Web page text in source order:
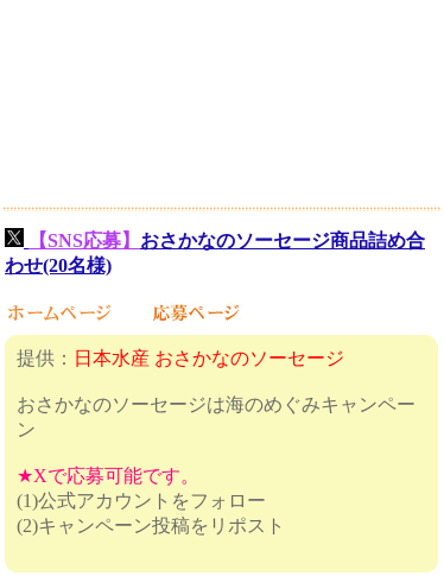
【SNS応募】 おさかなのソーセージ商品詰め合
わせ(20名様)
提供： 日本水産 おさかなのソーセージ
おさかなのソーセージは海のめぐみキャンペー
ン
★Xで応募可能です。
(1)公式アカウントをフォロー
(2)キャンペーン投稿をリポスト